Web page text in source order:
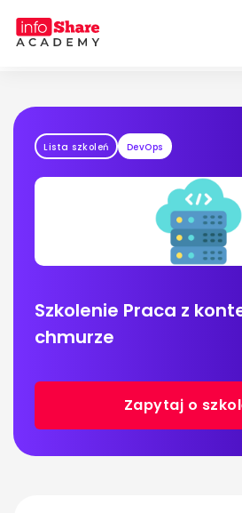
Lista szkoleń DevOps
Szkolenie Praca z
chmurze
Zapytaj o